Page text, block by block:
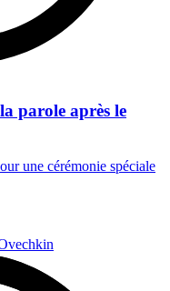
parole après le
une cérémonie spéciale